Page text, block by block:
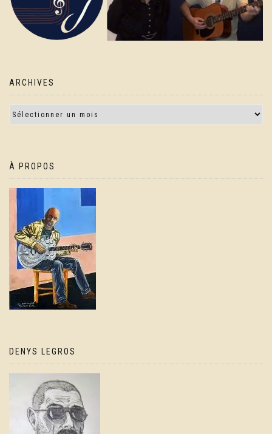
ARCHIVES
À PROPOS
DENYS LEGROS